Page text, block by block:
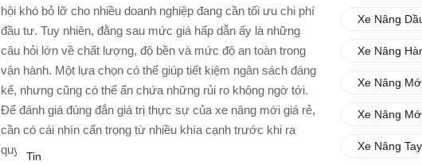
hội khó bỏ lỡ cho nhiều doanh nghiệp đang cần tối ưu chi phí
đầu tư. Tuy nhiên, đằng sau mức giá hấp dẫn ấy là những
câu hỏi lớn về chất lượng, độ bền và mức độ an toàn trong
vận hành. Một lựa chọn có thể giúp tiết kiệm ngân sách đáng
kể, nhưng cũng có thể ẩn chứa những rủi ro không ngờ tới.
Để đánh giá đúng đắn giá trị thực sự của xe nâng mới giá rẻ,
cần có cái nhìn cẩn trọng từ nhiều khía cạnh trước khi ra
quyết định.
Tin
Xe Nâng
Xe Nâng
Xe Nâng
Xe Nâng
Xe Nâng Tay